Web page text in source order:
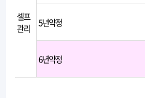
셀프
관리
5년약정
6년약정